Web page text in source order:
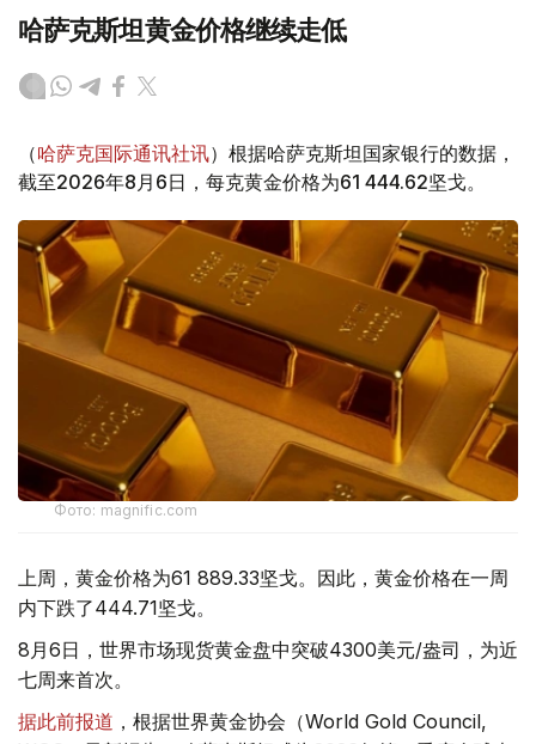
哈萨克斯坦黄金价格继续走低
（哈萨克国际通讯社讯）根据哈萨克斯坦国家银行的数据，
截至2026年8月6日，每克黄金价格为61 444.62坚戈。
Фото: magnific.com
上周，黄金价格为61 889.33坚戈。因此，黄金价格在一周
内下跌了444.71坚戈。
8月6日，世界市场现货黄金盘中突破4300美元/盎司，为近
七周来首次。
据此前报道 ，根据世界黄金协会（World Gold Council,